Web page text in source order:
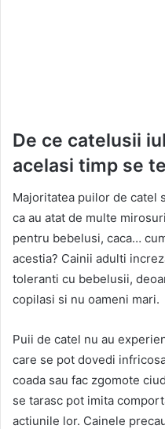
De ce catelusii
acelasi timp se
Majoritatea puilor de catel
ca au atat de multe
pentru bebelusi, caca…
acestia? Cainii adulti
toleranti cu bebelusii,
copilasi si nu oameni mari.
Puii de catel nu au
care se pot dovedi
coada sau fac zgomote
se tarasc pot imita
actiunile lor. Cainele